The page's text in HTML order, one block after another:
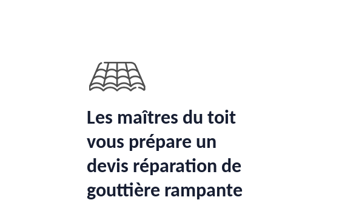
Les maîtres du toit
vous prépare un
devis réparation de
gouttière rampante